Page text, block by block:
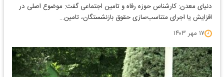
دنیای معدن: کارشناس حوزه رفاه و تامین اجتماعی گفت: موضوع اصلی در
افزایش یا اجرای متناسب‌سازی حقوق بازنشستگان، تامین…
۱۷ مهر ۱۴۰۳